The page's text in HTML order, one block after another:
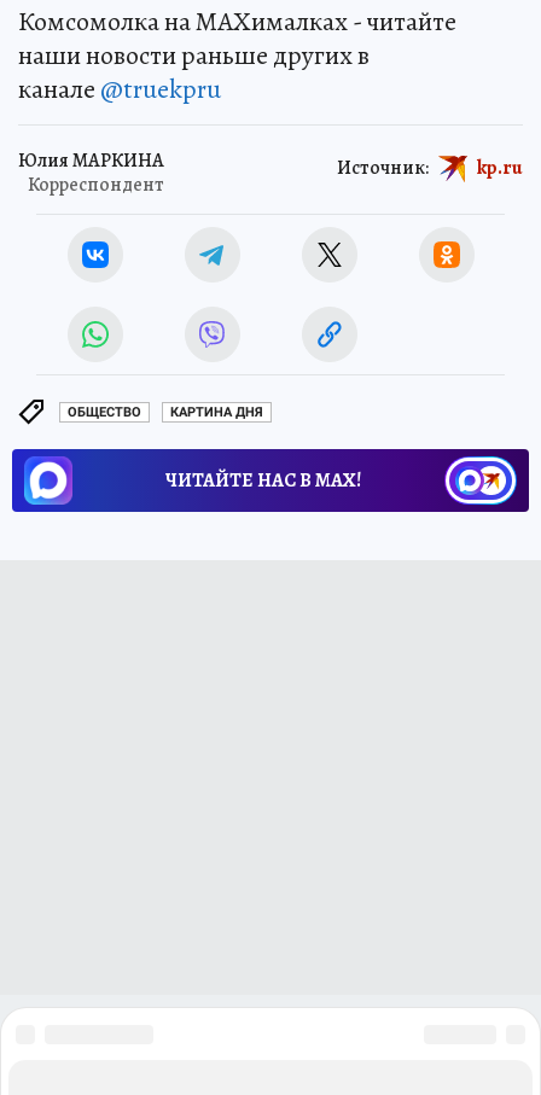
Комсомолка на MAXималках - читайте
наши новости раньше других в
канале @truekpru
Юлия МАРКИНА
Корреспондент
Источник: kp.ru
ОБЩЕСТВО КАРТИНА ДНЯ
ЧИТАЙТЕ НАС В МАХ!